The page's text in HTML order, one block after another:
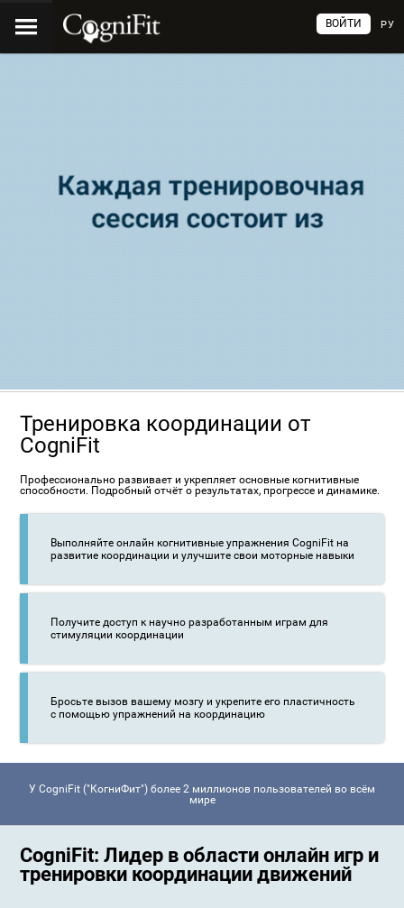
РУ
ВОЙТИ
Тренировка координации от
CogniFit
Профессионально развивает и укрепляет основные когнитивные
способности. Подробный отчёт о результатах, прогрессе и динамике.
Выполняйте онлайн когнитивные упражнения CogniFit на
развитие координации и улучшите свои моторные навыки
Получите доступ к научно разработанным играм для
стимуляции координации
Бросьте вызов вашему мозгу и укрепите его пластичность
с помощью упражнений на координацию
У CogniFit ("КогниФит") более 2 миллионов пользователей во всём
мире
CogniFit: Лидер в области онлайн игр и
тренировки координации движений